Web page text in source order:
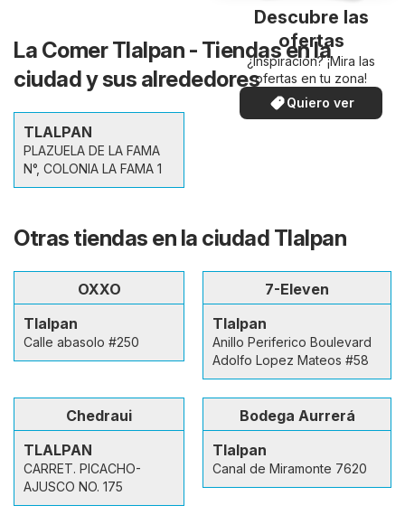
Descubre las
ofertas
¿Inspiración? ¡Mira las
ofertas en tu zona!
Quiero ver
La Comer Tlalpan - Tiendas en la
ciudad y sus alrededores
TLALPAN
PLAZUELA DE LA FAMA
N°, COLONIA LA FAMA 1
Otras tiendas en la ciudad Tlalpan
OXXO
Tlalpan
Calle abasolo #250
7-Eleven
Tlalpan
Anillo Periferico Boulevard
Adolfo Lopez Mateos #58
Chedraui
TLALPAN
CARRET. PICACHO-
AJUSCO NO. 175
Bodega Aurrerá
Tlalpan
Canal de Miramonte 7620